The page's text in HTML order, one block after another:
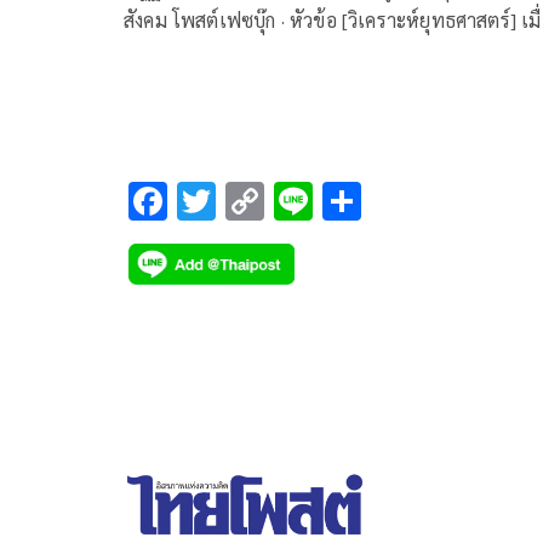
สังคม โพสต์เฟซบุ๊ก · หัวข้อ [วิเคราะห์ยุทธศาสตร์] เ
F
ac
e
T
wi
tt
C
o
p
Li